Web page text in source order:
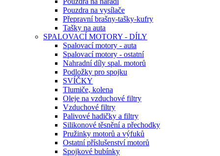
Pouzdra na vysílače
Přepravní brašny-tašky-kufry
Tašky na auta
SPALOVACÍ MOTORY - DÍLY
Spalovací motory - auta
Spalovací motory - ostatní
Nahradní díly spal. motorů
Podložky pro spojku
SVÍČKY
Tlumiče, kolena
Oleje na vzduchové filtry
Vzduchové filtry
Palivové hadičky a filtry
Silikonové těsnění a přechodky
Pružinky motorů a výfuků
Ostatní příslušenství motorů
Spojkové bubínky